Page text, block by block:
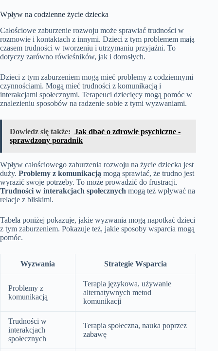
Wpływ na codzienne życie dziecka
Całościowe zaburzenie rozwoju może sprawiać trudności w
rozmowie i kontaktach z innymi. Dzieci z tym problemem mają
czasem trudności w tworzeniu i utrzymaniu przyjaźni. To
dotyczy zarówno rówieśników, jak i dorosłych.
Dzieci z tym zaburzeniem mogą mieć problemy z codziennymi
czynnościami. Mogą mieć trudności z komunikacją i
interakcjami społecznymi. Terapeuci dziecięcy mogą pomóc w
znalezieniu sposobów na radzenie sobie z tymi wyzwaniami.
Dowiedz się także: Jak dbać o zdrowie psychiczne -
sprawdzony poradnik
Wpływ całościowego zaburzenia rozwoju na życie dziecka jest
duży. Problemy z komunikacją mogą sprawiać, że trudno jest
wyrazić swoje potrzeby. To może prowadzić do frustracji.
Trudności w interakcjach społecznych mogą też wpływać na
relacje z bliskimi.
Tabela poniżej pokazuje, jakie wyzwania mogą napotkać dzieci
z tym zaburzeniem. Pokazuje też, jakie sposoby wsparcia mogą
pomóc.
Wyzwania Strategie Wsparcia
Problemy z
komunikacją
Terapia językowa, używanie
alternatywnych metod
komunikacji
Trudności w
interakcjach
społecznych
Terapia społeczna, nauka poprzez
zabawę